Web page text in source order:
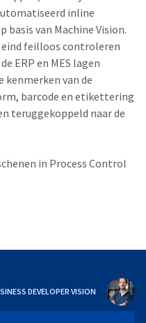
inline
van Machine Vision.
feilloos controleren
ERP en MES lagen
van de
barcode en etikettering
teruggekoppeld naar de
in Process Control
DEVELOPER VISION